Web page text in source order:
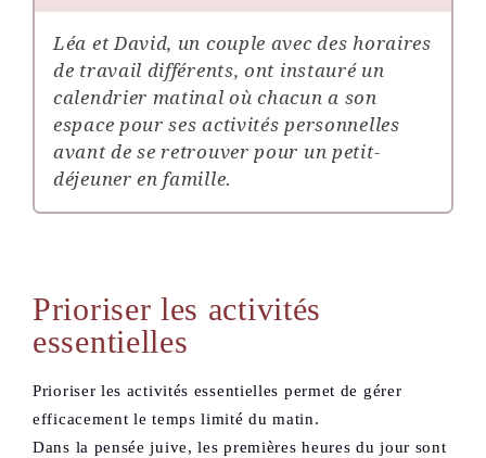
Léa et David, un couple avec des horaires
de travail différents, ont instauré un
calendrier matinal où chacun a son
espace pour ses activités personnelles
avant de se retrouver pour un petit-
déjeuner en famille.
Prioriser les activités
essentielles
Prioriser les activités essentielles permet de gérer
efficacement le temps limité du matin.
Dans la pensée juive, les premières heures du jour sont